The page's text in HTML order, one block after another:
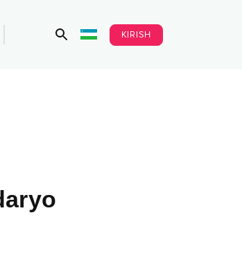
KIRISH